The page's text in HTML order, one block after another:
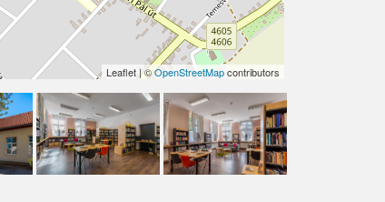
Leaflet | ©OpenStreetMapcontributors